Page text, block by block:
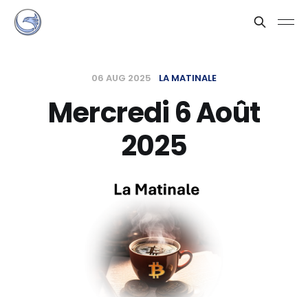
06 AUG 2025 LA MATINALE
Mercredi 6 Août
2025